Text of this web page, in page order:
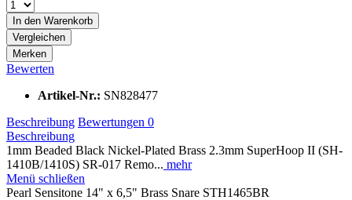
In den Warenkorb
Vergleichen
Merken
Bewerten
Artikel-Nr.: SN828477
Beschreibung Bewertungen 0
Beschreibung
1mm Beaded Black Nickel-Plated Brass 2.3mm SuperHoop II (SH-
1410B/1410S) SR-017 Remo... mehr
Menü schließen
Pearl Sensitone 14" x 6,5" Brass Snare STH1465BR